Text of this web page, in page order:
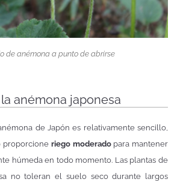
de anémona a punto de abrirse
anémona japonesa
de Japón es relativamente sencillo,
proporcione riego moderadopara mantener
húmeda en todo momento. Las plantas de
no toleran el suelo seco durante largos